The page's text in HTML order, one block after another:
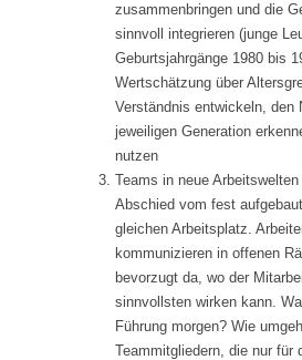
zusammenbringen und die
sinnvoll integrieren (junge
Geburtsjahrgänge 1980 bis
Wertschätzung über
Verständnis entwickeln, den
jeweiligen Generation
nutzen
Teams in neue
Abschied vom fest
gleichen Arbeitsplatz.
kommunizieren in offenen
bevorzugt da, wo der
sinnvollsten wirken kann.
Führung morgen? Wie
Teammitgliedern, die nur für